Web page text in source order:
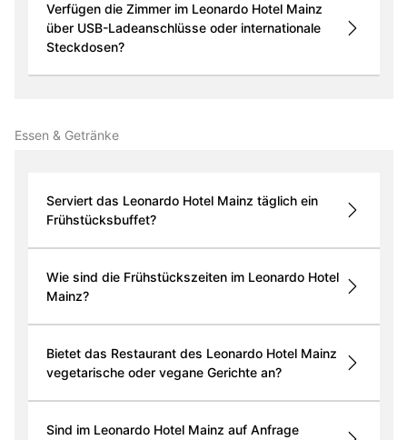
Verfügen die Zimmer im Leonardo Hotel Mainz
über USB-Ladeanschlüsse oder internationale
Steckdosen?
Essen & Getränke
Serviert das Leonardo Hotel Mainz täglich ein
Frühstücksbuffet?
Wie sind die Frühstückszeiten im Leonardo Hotel
Mainz?
Bietet das Restaurant des Leonardo Hotel Mainz
vegetarische oder vegane Gerichte an?
Sind im Leonardo Hotel Mainz auf Anfrage